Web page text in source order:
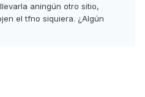
aningún otro sitio,
el tfno siquiera. ¿Algún